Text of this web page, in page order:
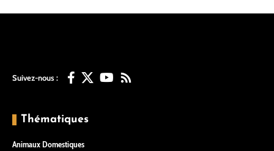
Suivez-nous :
Thématiques
Animaux Domestiques